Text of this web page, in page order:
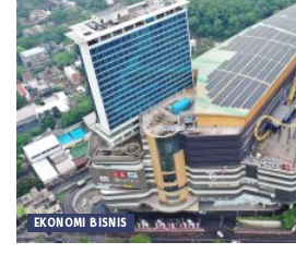
EKONOMI BISNIS